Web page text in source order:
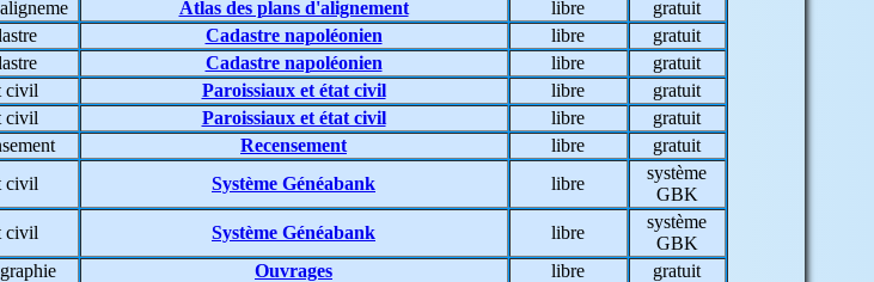
Atlas des plans d'alignement libre
gratuit
Cadastre napoléonien libre
gratuit
Cadastre napoléonien libre
gratuit
civil Paroissiaux et état civil libre
gratuit
civil Paroissiaux et état civil libre
gratuit
Recensement libre
gratuit
civil Système Généabank libre
système
GBK
civil Système Généabank libre
système
GBK
Ouvrages libre
gratuit